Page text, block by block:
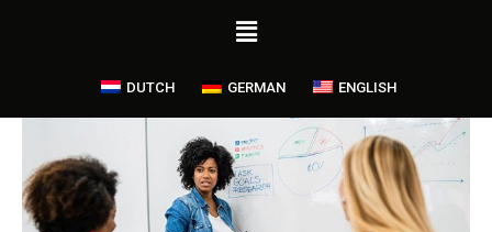
DUTCH GERMAN ENGLISH